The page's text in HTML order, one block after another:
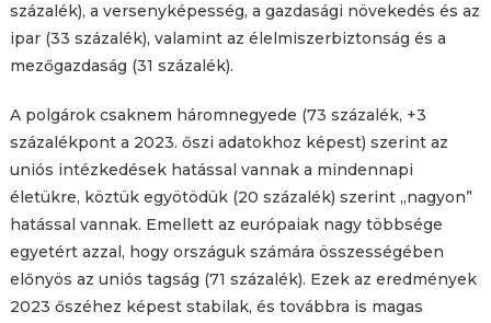
százalék), a versenyképesség, a gazdasági növekedés és az
ipar (33 százalék), valamint az élelmiszerbiztonság és a
mezőgazdaság (31 százalék).
A polgárok csaknem háromnegyede (73 százalék, +3
százalékpont a 2023. őszi adatokhoz képest) szerint az
uniós intézkedések hatással vannak a mindennapi
életükre, köztük egyötödük (20 százalék) szerint „nagyon”
hatással vannak. Emellett az európaiak nagy többsége
egyetért azzal, hogy országuk számára összességében
előnyös az uniós tagság (71 százalék). Ezek az eredmények
2023 őszéhez képest stabilak, és továbbra is magas